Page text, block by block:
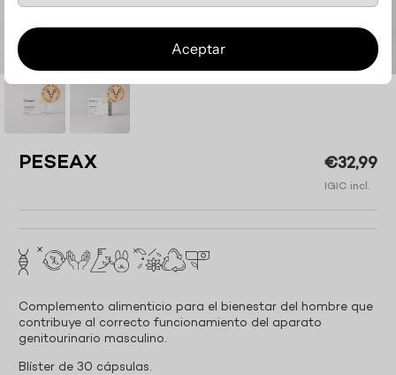
Aceptar
PESEAX €32,99
IGIC incl.
Complemento alimenticio para el bienestar del hombre que
contribuye al correcto funcionamiento del aparato
genitourinario masculino.
Blíster de 30 cápsulas.